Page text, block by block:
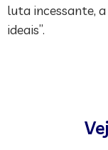
luta incessante,
ideais”.